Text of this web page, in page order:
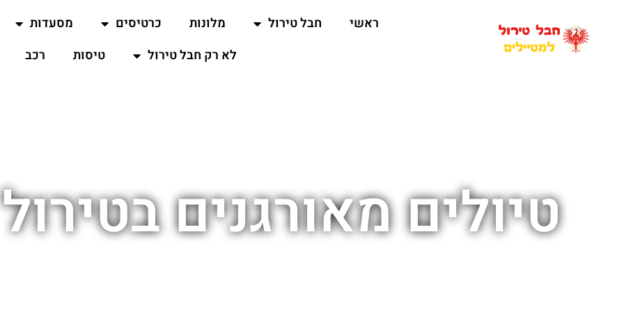
ראשי חבל טירול מלונות כרטיסים מסעדות
לא רק חבל טירול
טיסות רכב
טיולים מאורגנים